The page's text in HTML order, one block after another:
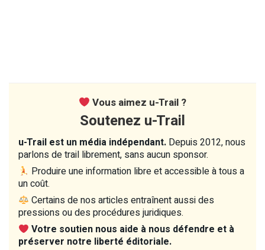
Vous aimez u-Trail ?
Soutenez u-Trail
u-Trail est un média indépendant. Depuis 2012, nous
parlons de trail librement, sans aucun sponsor.
Produire une information libre et accessible à tous a
un coût.
Certains de nos articles entraînent aussi des
pressions ou des procédures juridiques.
Votre soutien nous aide à nous défendre et à
préserver notre liberté éditoriale.